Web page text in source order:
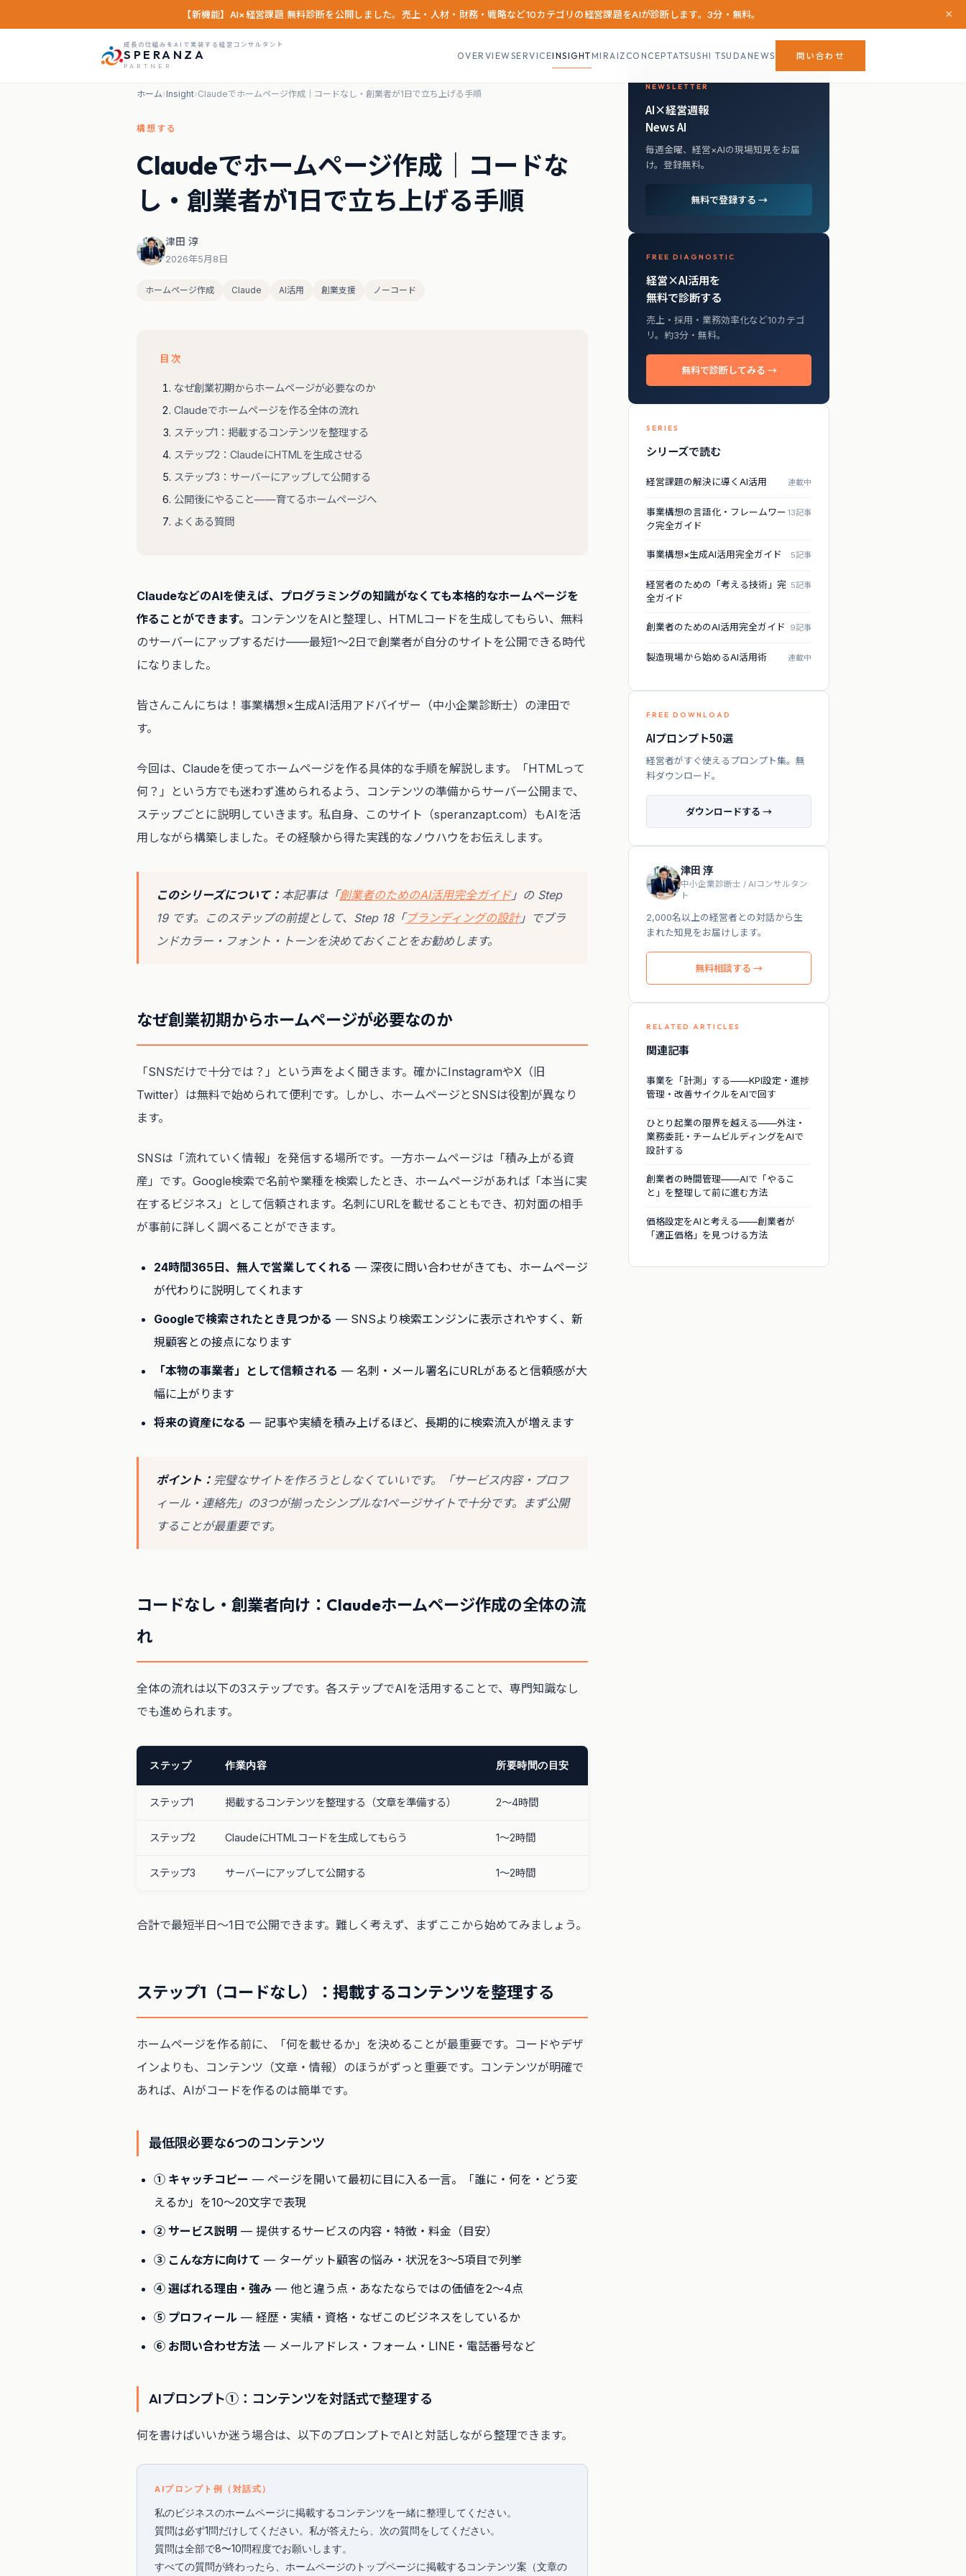
【新機能】AI×経営課題 無料診断を公開しました。売上・人材・財務・戦略など10カテゴリの経営課題をAIが診断します。3分・無料。 ×
成長の仕組みをAIで実装する経営コンサルタント
SPERANZA
PARTNER
OVERVIEWSERVICEINSIGHT MIRAIZCONCEPTATSUSHI TSUDA NEWS 問い合わせ
ホーム›Insight›Claudeでホームページ作成｜コードなし・創業者が1日で立ち上げる手順
構想する
Claudeでホームページ作成｜コードな
し・創業者が1日で立ち上げる手順
津田 淳
2026年5月8日
ホームページ作成 Claude AI活用 創業支援 ノーコード
目次
なぜ創業初期からホームページが必要なのか
Claudeでホームページを作る全体の流れ
ステップ1：掲載するコンテンツを整理する
ステップ2：ClaudeにHTMLを生成させる
ステップ3：サーバーにアップして公開する
公開後にやること——育てるホームページへ
よくある質問
ClaudeなどのAIを使えば、プログラミングの知識がなくても本格的なホームページを
作ることができます。 コンテンツをAIと整理し、HTMLコードを生成してもらい、無料
のサーバーにアップするだけ——最短1〜2日で創業者が自分のサイトを公開できる時代
になりました。
皆さんこんにちは！事業構想×生成AI活用アドバイザー（中小企業診断士）の津田で
す。
今回は、Claudeを使ってホームページを作る具体的な手順を解説します。「HTMLって
何？」という方でも迷わず進められるよう、コンテンツの準備からサーバー公開まで、
ステップごとに説明していきます。私自身、このサイト（speranzapt.com）もAIを活
用しながら構築しました。その経験から得た実践的なノウハウをお伝えします。
このシリーズについて： 本記事は「創業者のためのAI活用完全ガイド」の Step
19 です。このステップの前提として、Step 18「ブランディングの設計」でブラ
ンドカラー・フォント・トーンを決めておくことをお勧めします。
なぜ創業初期からホームページが必要なのか
「SNSだけで十分では？」という声をよく聞きます。確かにInstagramやX（旧
Twitter）は無料で始められて便利です。しかし、ホームページとSNSは役割が異なり
ます。
SNSは「流れていく情報」を発信する場所です。一方ホームページは「積み上がる資
産」です。Google検索で名前や業種を検索したとき、ホームページがあれば「本当に実
在するビジネス」として信頼されます。名刺にURLを載せることもでき、初対面の相手
が事前に詳しく調べることができます。
24時間365日、無人で営業してくれる — 深夜に問い合わせがきても、ホームページ
が代わりに説明してくれます
Googleで検索されたとき見つかる — SNSより検索エンジンに表示されやすく、新
規顧客との接点になります
「本物の事業者」として信頼される — 名刺・メール署名にURLがあると信頼感が大
幅に上がります
将来の資産になる — 記事や実績を積み上げるほど、長期的に検索流入が増えます
ポイント： 完璧なサイトを作ろうとしなくていいです。「サービス内容・プロフ
ィール・連絡先」の3つが揃ったシンプルな1ページサイトで十分です。まず公開
することが最重要です。
コードなし・創業者向け：Claudeホームページ作成の全体の流
れ
全体の流れは以下の3ステップです。各ステップでAIを活用することで、専門知識なし
でも進められます。
ステップ 作業内容 所要時間の目安
ステップ1 掲載するコンテンツを整理する（文章を準備する） 2〜4時間
ステップ2 ClaudeにHTMLコードを生成してもらう 1〜2時間
ステップ3 サーバーにアップして公開する 1〜2時間
合計で最短半日〜1日で公開できます。難しく考えず、まずここから始めてみましょう。
ステップ1（コードなし）：掲載するコンテンツを整理する
ホームページを作る前に、「何を載せるか」を決めることが最重要です。コードやデザ
インよりも、コンテンツ（文章・情報）のほうがずっと重要です。コンテンツが明確で
あれば、AIがコードを作るのは簡単です。
最低限必要な6つのコンテンツ
① キャッチコピー — ページを開いて最初に目に入る一言。「誰に・何を・どう変
えるか」を10〜20文字で表現
② サービス説明 — 提供するサービスの内容・特徴・料金（目安）
③ こんな方に向けて — ターゲット顧客の悩み・状況を3〜5項目で列挙
④ 選ばれる理由・強み — 他と違う点・あなたならではの価値を2〜4点
⑤ プロフィール — 経歴・実績・資格・なぜこのビジネスをしているか
⑥ お問い合わせ方法 — メールアドレス・フォーム・LINE・電話番号など
AIプロンプト①：コンテンツを対話式で整理する
何を書けばいいか迷う場合は、以下のプロンプトでAIと対話しながら整理できます。
AIプロンプト例（対話式）
私のビジネスのホームページに掲載するコンテンツを一緒に整理してください。
質問は必ず1問だけしてください。私が答えたら、次の質問をしてください。
質問は全部で8〜10問程度でお願いします。
すべての質問が終わったら、ホームページのトップページに掲載するコンテンツ案（文章の
NEWSLETTER
AI×経営週報
News AI
毎週金曜、経営×AIの現場知見をお届
け。登録無料。
無料で登録する →
FREE DIAGNOSTIC
経営×AI活用を
無料で診断する
売上・採用・業務効率化など10カテゴ
リ。約3分・無料。
無料で診断してみる →
SERIES
シリーズで読む
経営課題の解決に導くAI活用 連載中
事業構想の言語化・フレームワー
ク完全ガイド
13記事
事業構想×生成AI活用完全ガイド 5記事
経営者のための「考える技術」完
全ガイド
5記事
創業者のためのAI活用完全ガイド 9記事
製造現場から始めるAI活用術 連載中
FREE DOWNLOAD
AIプロンプト50選
経営者がすぐ使えるプロンプト集。無
料ダウンロード。
ダウンロードする →
津田 淳
中小企業診断士 / AIコンサルタン
ト
2,000名以上の経営者との対話から生
まれた知見をお届けします。
無料相談する →
RELATED ARTICLES
関連記事
事業を「計測」する——KPI設定・進捗
管理・改善サイクルをAIで回す
ひとり起業の限界を越える——外注・
業務委託・チームビルディングをAIで
設計する
創業者の時間管理——AIで「やるこ
と」を整理して前に進む方法
価格設定をAIと考える——創業者が
「適正価格」を見つける方法